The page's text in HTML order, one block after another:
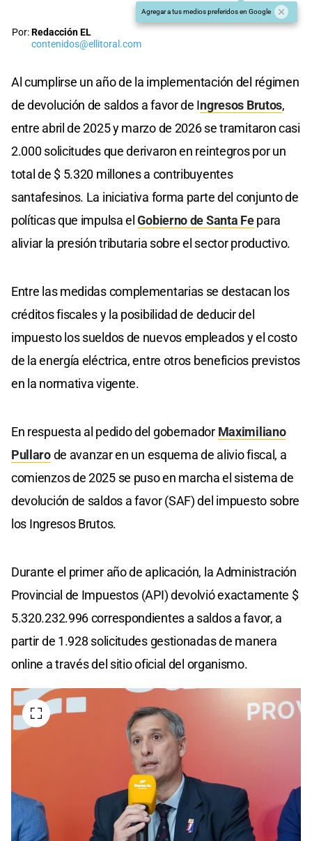
Agregar a tus medios preferidos en Google
Por:Redacción EL
contenidos@ellitoral.com
Al cumplirse un año de la implementación del régimen
de devolución de saldos a favor de Ingresos Brutos,
entre abril de 2025 y marzo de 2026 se tramitaron casi
2.000 solicitudes que derivaron en reintegros por un
total de $ 5.320 millones a contribuyentes
santafesinos. La iniciativa forma parte del conjunto de
políticas que impulsa elGobierno de Santa Fepara
aliviar la presión tributaria sobre el sector productivo.
Entre las medidas complementarias se destacan los
créditos fiscales y la posibilidad de deducir del
impuesto los sueldos de nuevos empleados y el costo
de la energía eléctrica, entre otros beneficios previstos
en la normativa vigente.
En respuesta al pedido del gobernador Maximiliano
Pullarode avanzar en un esquema de alivio fiscal, a
comienzos de 2025 se puso en marcha el sistema de
devolución de saldos a favor (SAF) del impuesto sobre
los Ingresos Brutos.
Durante el primer año de aplicación, la Administración
Provincial de Impuestos (API) devolvió exactamente $
5.320.232.996 correspondientes a saldos a favor, a
partir de 1.928 solicitudes gestionadas de manera
online a través del sitio oficial del organismo.